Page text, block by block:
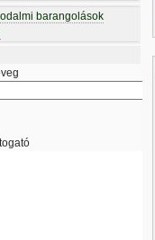
barangolások